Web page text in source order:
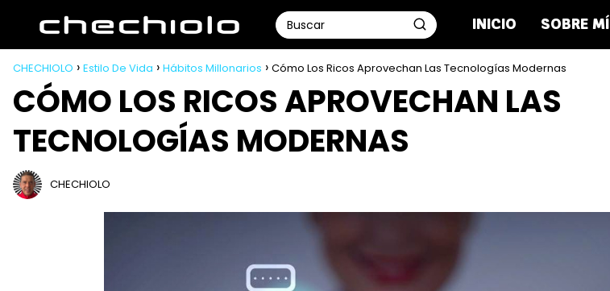
INICIO SOBRE MÍ
CHECHIOLO Estilo De Vida Hábitos Millonarios Cómo Los Ricos Aprovechan Las Tecnologías Modernas
CÓMO LOS RICOS APROVECHAN LAS
TECNOLOGÍAS MODERNAS
CHECHIOLO